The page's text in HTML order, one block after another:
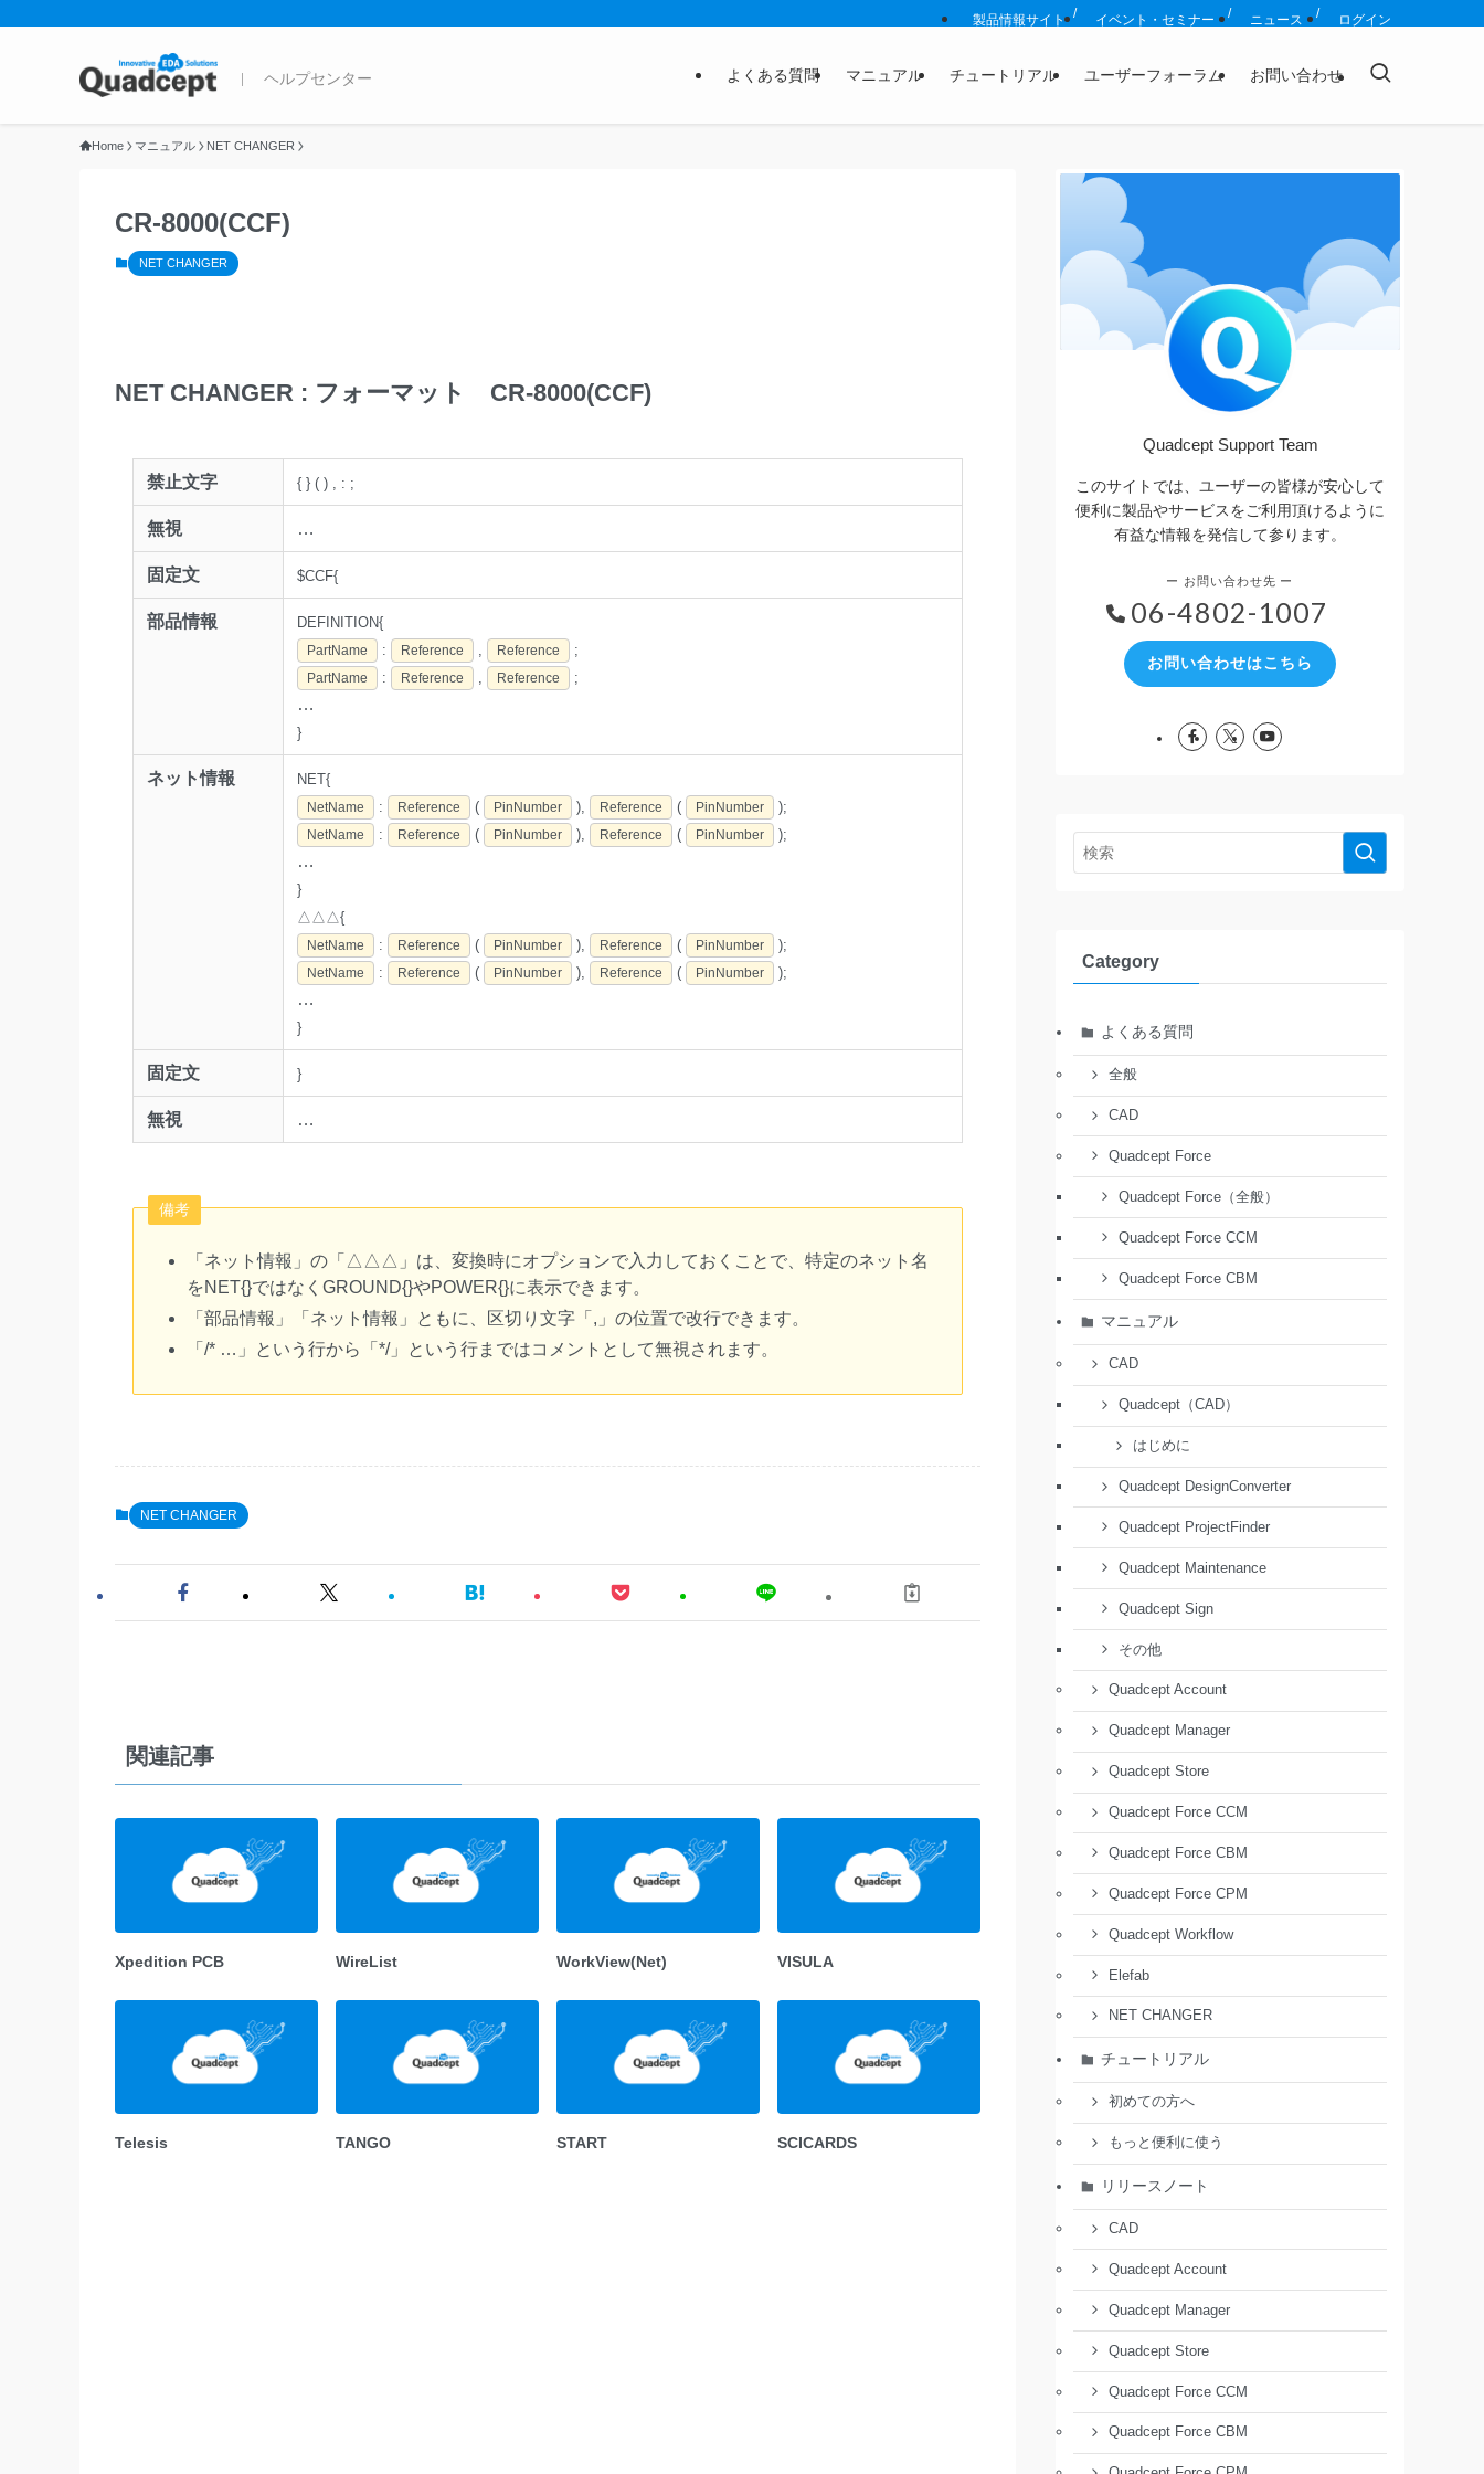
よくある質問 マニュアル チュートリアル ユーザーフォーラム お問い合わせ
製品情報サイト イベント・セミナー ニュース ログイン
Home マニュアル NET CHANGER
CR-8000(CCF)
NET CHANGER
NET CHANGER : フォーマット CR-8000(CCF)
禁止文字 { } ( ) , : ;
無視 …
固定文 $CCF{
部品情報 DEFINITION{
PartName : Reference , Reference ;
PartName : Reference , Reference ;
…
}
ネット情報 NET{
NetName : Reference ( PinNumber ), Reference ( PinNumber );
NetName : Reference ( PinNumber ), Reference ( PinNumber );
…
}
△△△{
NetName : Reference ( PinNumber ), Reference ( PinNumber );
NetName : Reference ( PinNumber ), Reference ( PinNumber );
…
}
固定文 }
無視 …
備考
「ネット情報」の「△△△」は、変換時にオプションで入力しておくことで、特定のネット名
をNET{}ではなくGROUND{}やPOWER{}に表示できます。
「部品情報」「ネット情報」ともに、区切り文字「,」の位置で改行できます。
「/* …」という行から「*/」という行まではコメントとして無視されます。
NET CHANGER
関連記事
Xpedition PCB WireList WorkView(Net) VISULA
Telesis TANGO START SCICARDS
Quadcept Support Team
このサイトでは、ユーザーの皆様が安心して
便利に製品やサービスをご利用頂けるように
有益な情報を発信して参ります。
06-4802-1007
お問い合わせはこちら
Category
よくある質問
全般
CAD
Quadcept Force
Quadcept Force（全般）
Quadcept Force CCM
Quadcept Force CBM
マニュアル
CAD
Quadcept（CAD）
はじめに
Quadcept DesignConverter
Quadcept ProjectFinder
Quadcept Maintenance
Quadcept Sign
その他
Quadcept Account
Quadcept Manager
Quadcept Store
Quadcept Force CCM
Quadcept Force CBM
Quadcept Force CPM
Quadcept Workflow
Elefab
NET CHANGER
チュートリアル
初めての方へ
もっと便利に使う
リリースノート
CAD
Quadcept Account
Quadcept Manager
Quadcept Store
Quadcept Force CCM
Quadcept Force CBM